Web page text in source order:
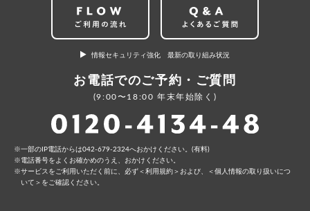
情報セキュリティ強化 最新の取り組み状況
お電話でのご予約・ご質問
(9:00〜18:00 年末年始除く)
⼀部のIP電話からは042-679-2324へおかけください。(有料)
電話番号をよくお確かめのうえ、おかけください。
サービスをご利⽤いただく前に、必ず ＜利⽤規約＞ および、
＜個⼈情報の取り扱いにつ
いて＞ をご確認ください。